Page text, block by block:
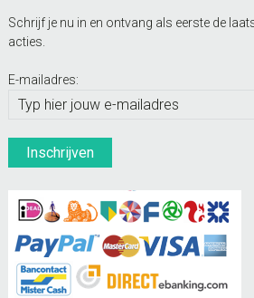
Schrijf je nu in en ontvang als eerste de
acties.
E-mailadres: